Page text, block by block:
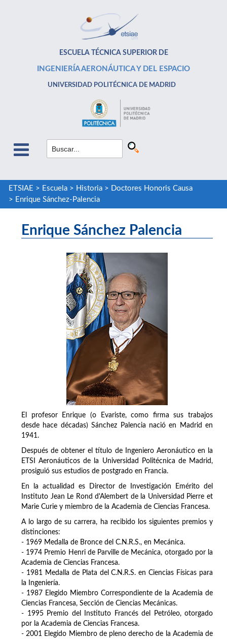
ESCUELA TÉCNICA SUPERIOR DE
INGENIERÍA AERONÁUTICA Y DEL ESPACIO
UNIVERSIDAD POLITÉCNICA DE MADRID
ETSIAE > Escuela> Historia> Doctores Honoris Causa
> Enrique Sánchez-Palencia
Enrique Sánchez Palencia
El profesor Enrique (o Evariste, como firma sus trabajos
desde hace décadas) Sánchez Palencia nació en Madrid en
1941.
Después de obtener el título de Ingeniero Aeronáutico en la
ETSI Aeronáuticos de la Universidad Politécnica de Madrid,
prosiguió sus estudios de postgrado en Francia.
En la actualidad es Director de Investigación Emérito del
Instituto Jean Le Rond d'Alembert de la Universidad Pierre et
Marie Curie y miembro de la Academia de Ciencias Francesa.
A lo largo de su carrera, ha recibido los siguientes premios y
distinciones:
- 1969 Medalla de Bronce del C.N.R.S., en Mecánica.
- 1974 Premio Henri de Parville de Mecánica, otorgado por la
Academia de Ciencias Francesa.
- 1981 Medalla de Plata del C.N.R.S. en Ciencias Físicas para
la Ingeniería.
- 1987 Elegido Miembro Correspondiente de la Academia de
Ciencias Francesa, Sección de Ciencias Mecánicas.
- 1995 Premio del Instituto Francés del Petróleo, otorgado
por la Academia de Ciencias Francesa.
- 2001 Elegido Miembro de pleno derecho de la Academia de